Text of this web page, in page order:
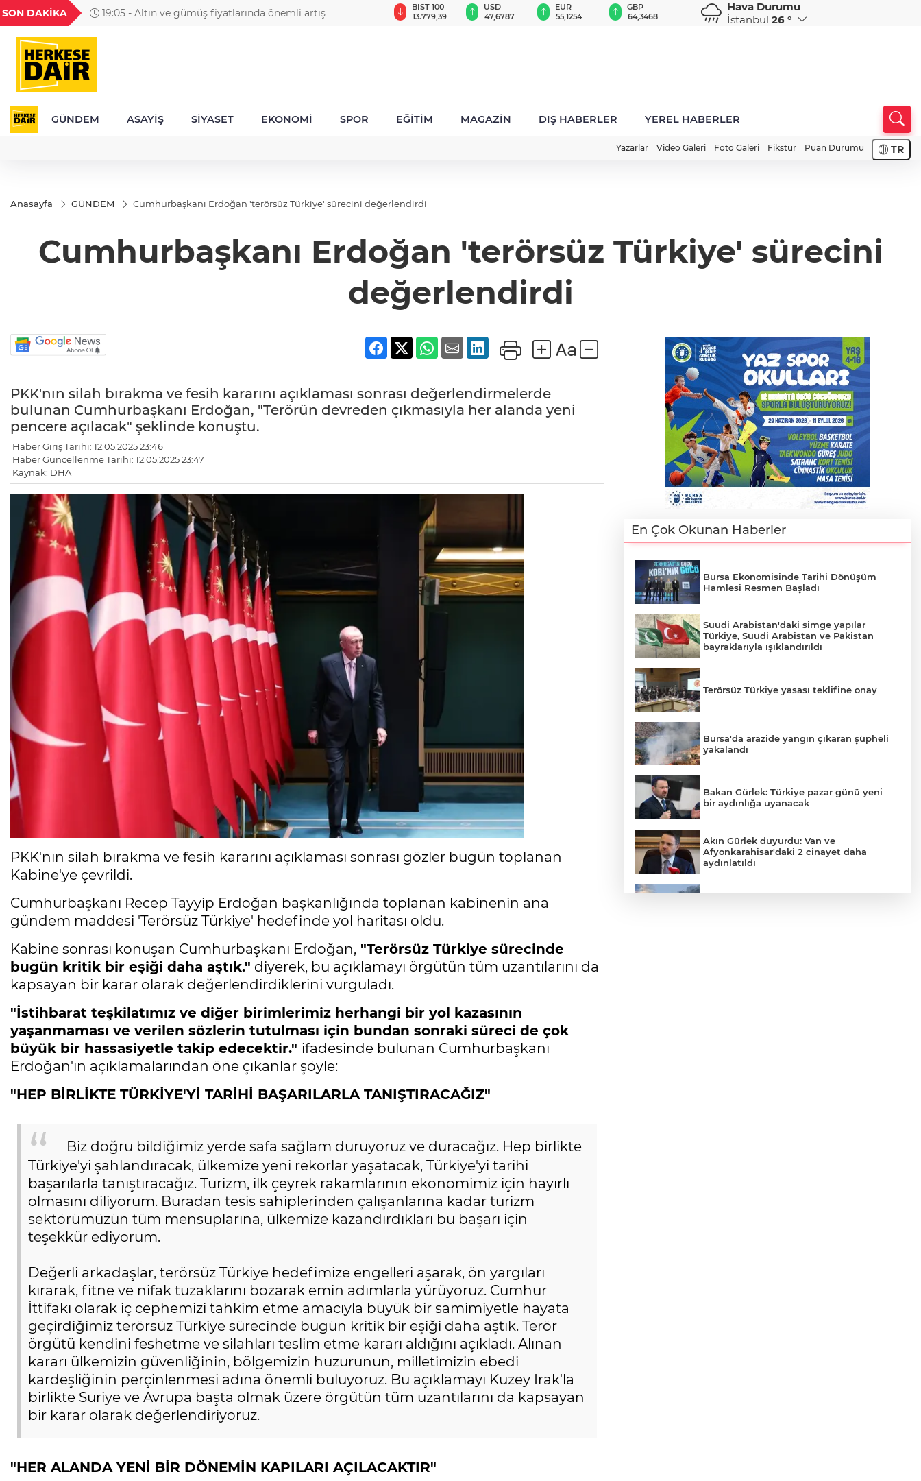
SON DAKİKA 19:05 - Altın ve gümüş fiyatlarında önemli artış
18,2677
TND
16,3788
BGN
27,9743
VND
0,0018
BIST 100
13.779,39
USD
47,6787
EUR
55,1254
GBP
64,3468
CHF
59,0083
CAD
34,1883
Hava Durumu
İstanbul 26 °
GÜNDEM ASAYİŞ SİYASET EKONOMİ SPOR EĞİTİM MAGAZİN DIŞ HABERLER YEREL HABERLER
Yazarlar Video Galeri Foto Galeri Fikstür Puan Durumu TR
Anasayfa GÜNDEM Cumhurbaşkanı Erdoğan 'terörsüz Türkiye' sürecini değerlendirdi
Cumhurbaşkanı Erdoğan 'terörsüz Türkiye' sürecini
değerlendirdi
PKK'nın silah bırakma ve fesih kararını açıklaması sonrası değerlendirmelerde
bulunan Cumhurbaşkanı Erdoğan, "Terörün devreden çıkmasıyla her alanda yeni
pencere açılacak" şeklinde konuştu.
Haber Giriş Tarihi: 12.05.2025 23:46
Haber Güncellenme Tarihi: 12.05.2025 23:47
Kaynak: DHA
PKK'nın silah bırakma ve fesih kararını açıklaması sonrası gözler bugün toplanan
Kabine'ye çevrildi.
Cumhurbaşkanı Recep Tayyip Erdoğan başkanlığında toplanan kabinenin ana
gündem maddesi 'Terörsüz Türkiye' hedefinde yol haritası oldu.
Kabine sonrası konuşan Cumhurbaşkanı Erdoğan, "Terörsüz Türkiye sürecinde
bugün kritik bir eşiği daha aştık." diyerek, bu açıklamayı örgütün tüm uzantılarını da
kapsayan bir karar olarak değerlendirdiklerini vurguladı.
"İstihbarat teşkilatımız ve diğer birimlerimiz herhangi bir yol kazasının
yaşanmaması ve verilen sözlerin tutulması için bundan sonraki süreci de çok
büyük bir hassasiyetle takip edecektir." ifadesinde bulunan Cumhurbaşkanı
Erdoğan'ın açıklamalarından öne çıkanlar şöyle:
"HEP BİRLİKTE TÜRKİYE'Yİ TARİHİ BAŞARILARLA TANIŞTIRACAĞIZ"
Biz doğru bildiğimiz yerde safa sağlam duruyoruz ve duracağız. Hep birlikte
Türkiye'yi şahlandıracak, ülkemize yeni rekorlar yaşatacak, Türkiye'yi tarihi
başarılarla tanıştıracağız. Turizm, ilk çeyrek rakamlarının ekonomimiz için hayırlı
olmasını diliyorum. Buradan tesis sahiplerinden çalışanlarına kadar turizm
sektörümüzün tüm mensuplarına, ülkemize kazandırdıkları bu başarı için
teşekkür ediyorum.
Değerli arkadaşlar, terörsüz Türkiye hedefimize engelleri aşarak, ön yargıları
kırarak, fitne ve nifak tuzaklarını bozarak emin adımlarla yürüyoruz. Cumhur
İttifakı olarak iç cephemizi tahkim etme amacıyla büyük bir samimiyetle hayata
geçirdiğimiz terörsüz Türkiye sürecinde bugün kritik bir eşiği daha aştık. Terör
örgütü kendini feshetme ve silahları teslim etme kararı aldığını açıkladı. Alınan
kararı ülkemizin güvenliğinin, bölgemizin huzurunun, milletimizin ebedi
kardeşliğinin perçinlenmesi adına önemli buluyoruz. Bu açıklamayı Kuzey Irak'la
birlikte Suriye ve Avrupa başta olmak üzere örgütün tüm uzantılarını da kapsayan
bir karar olarak değerlendiriyoruz.
"HER ALANDA YENİ BİR DÖNEMİN KAPILARI AÇILACAKTIR"
En Çok Okunan Haberler
Bursa Ekonomisinde Tarihi Dönüşüm
Hamlesi Resmen Başladı
Suudi Arabistan'daki simge yapılar
Türkiye, Suudi Arabistan ve Pakistan
bayraklarıyla ışıklandırıldı
Terörsüz Türkiye yasası teklifine onay
Bursa'da arazide yangın çıkaran şüpheli
yakalandı
Bakan Gürlek: Türkiye pazar günü yeni
bir aydınlığa uyanacak
Akın Gürlek duyurdu: Van ve
Afyonkarahisar'daki 2 cinayet daha
aydınlatıldı